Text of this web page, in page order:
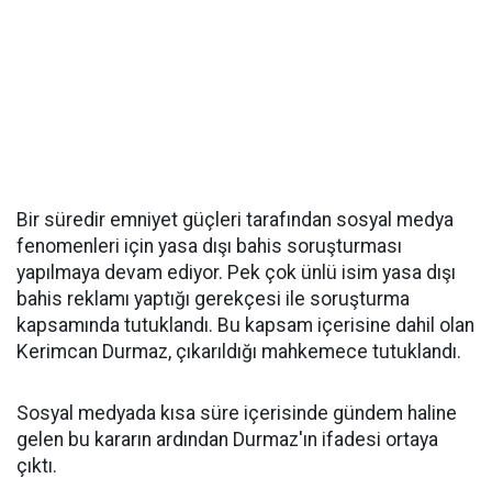
Bir süredir emniyet güçleri tarafından sosyal medya
fenomenleri için yasa dışı bahis soruşturması
yapılmaya devam ediyor. Pek çok ünlü isim yasa dışı
bahis reklamı yaptığı gerekçesi ile soruşturma
kapsamında tutuklandı. Bu kapsam içerisine dahil olan
Kerimcan Durmaz, çıkarıldığı mahkemece tutuklandı.
Sosyal medyada kısa süre içerisinde gündem haline
gelen bu kararın ardından Durmaz'ın ifadesi ortaya
çıktı.